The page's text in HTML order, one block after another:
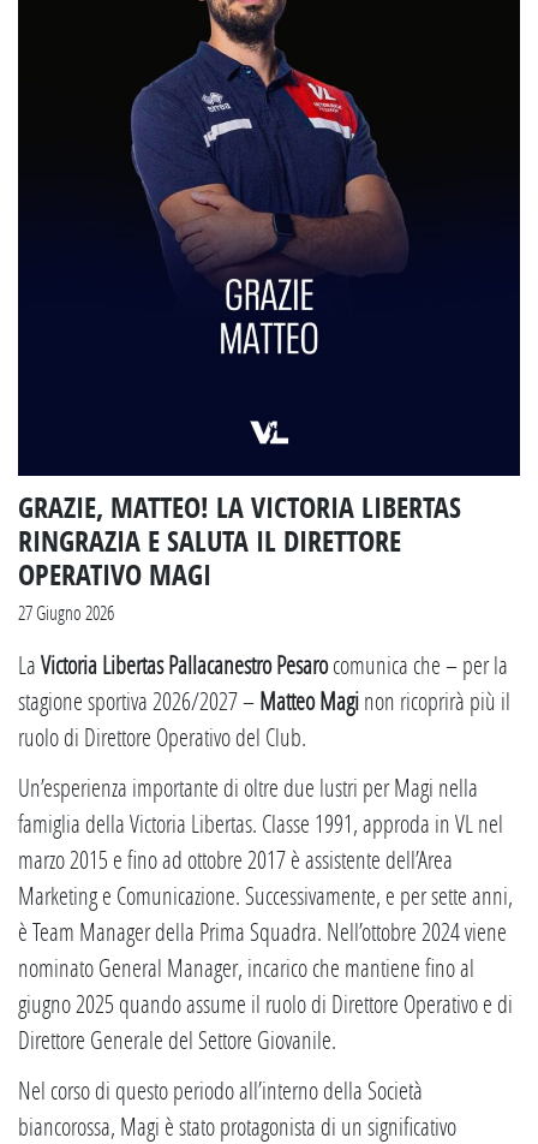
GRAZIE, MATTEO! LA VICTORIA LIBERTAS
RINGRAZIA E SALUTA IL DIRETTORE
OPERATIVO MAGI
27 Giugno 2026
LaVictoria Libertas Pallacanestro Pesarocomunica che – per la
stagione sportiva 2026/2027 –Matteo Maginon ricoprirà più il
ruolo di Direttore Operativo del Club.
Un’esperienza importante di oltre due lustri per Magi nella
famiglia della Victoria Libertas. Classe 1991, approda in VL nel
marzo 2015 e fino ad ottobre 2017 è assistente dell’Area
Marketing e Comunicazione. Successivamente, e per sette anni,
è Team Manager della Prima Squadra. Nell’ottobre 2024 viene
nominato General Manager, incarico che mantiene fino al
giugno 2025 quando assume il ruolo di Direttore Operativo e di
Direttore Generale del Settore Giovanile.
Nel corso di questo periodo all’interno della Società
biancorossa, Magi è stato protagonista di un significativo